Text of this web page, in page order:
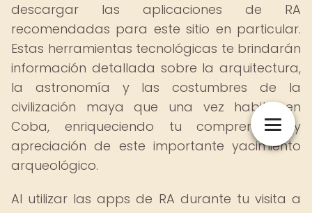
descargar las aplicaciones de RA
recomendadas para este sitio en particular.
Estas herramientas tecnológicas te brindarán
información detallada sobre la arquitectura,
la astronomía y las costumbres de la
civilización maya que una vez habitó en
Coba, enriqueciendo tu comprensión y
apreciación de este importante yacimiento
arqueológico.
Al utilizar las apps de RA durante tu visita a